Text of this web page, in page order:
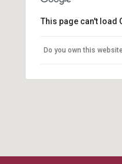
This page can't load
Do you own this